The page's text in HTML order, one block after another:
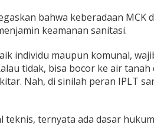
bahwa keberadaan MCK
keamanan sanitasi.
individu maupun komunal,
tidak, bisa bocor ke air tanah
Nah, di sinilah peran IPLT
teknis, ternyata ada dasar